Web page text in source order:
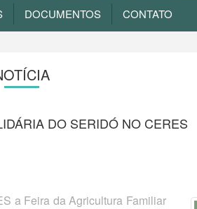
DOCUMENTOS CONTATO
DO SERIDÓ NO CERES
a Feira da Agricultura Familiar